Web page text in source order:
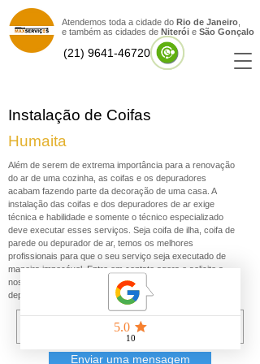
Atendemos toda a cidade do Rio de Janeiro
e também as cidades de Niterói e São Gonçalo
(21) 9641-46720
Instalação de Coifas
Humaita
Além de serem de extrema importância para a renovação
do ar de uma cozinha, as coifas e os depuradores
acabam fazendo parte da decoração de uma casa. A
instalação das coifas e dos depuradores de ar exige
técnica e habilidade e somente o técnico especializado
deve executar esses serviços. Seja coifa de ilha, coifa de
parede ou depurador de ar, temos os melhores
profissionais para que o seu serviço seja executado de
maneira impecável. Entre em contato agora e solicite a
nossa visita para a instalação da sua coifa ou do seu
depurador de ar.
Enviar uma mensagem